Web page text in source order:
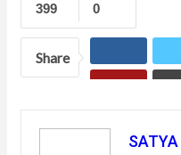
0
399
Share